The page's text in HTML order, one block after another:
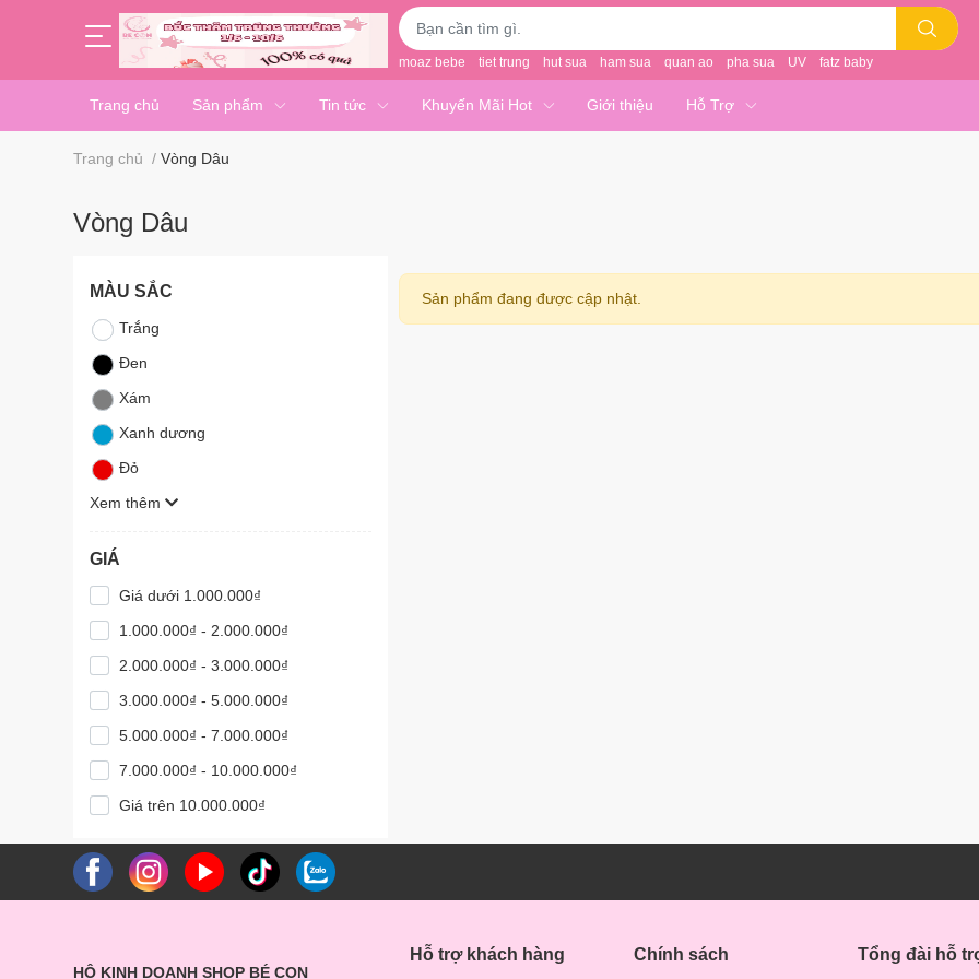
moaz bebe tiet trung hut sua ham sua quan ao pha sua UV fatz baby
Trang chủ Sản phẩm Tin tức Khuyến Mãi Hot Giới thiệu Hỗ Trợ
Trang chủ / Vòng Dâu
Vòng Dâu
MÀU SẮC
Trắng
Đen
Xám
Xanh dương
Đỏ
Xem thêm
GIÁ
Giá dưới 1.000.000₫
1.000.000₫ - 2.000.000₫
2.000.000₫ - 3.000.000₫
3.000.000₫ - 5.000.000₫
5.000.000₫ - 7.000.000₫
7.000.000₫ - 10.000.000₫
Giá trên 10.000.000₫
Sản phẩm đang được cập nhật.
HỘ KINH DOANH SHOP BÉ CON
Hỗ trợ khách hàng Chính sách Tổng đài hỗ